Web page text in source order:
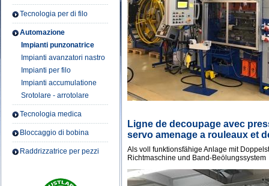
Tecnologia per di filo
Automazione
Impianti punzonatrice
Impianti avanzatori nastro
Impianti per filo
Impianti accumulatione
Srotolare - arrotolare
Tecnologia medica
Bloccaggio di bobina
Raddrizzatrice per pezzi
Ligne de decoupage avec
servo amenage a rouleaux et
Als voll funktionsfähige Anlage mit
Richtmaschine und Band-Beölungssystem